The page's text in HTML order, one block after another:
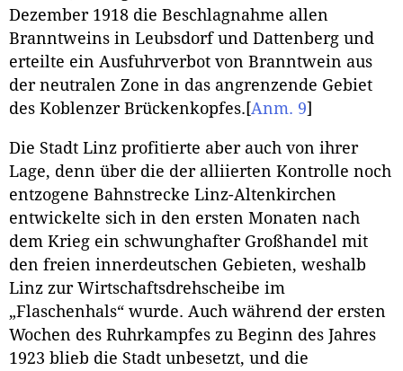
Dezember 1918 die Beschlagnahme allen
Branntweins in Leubsdorf und Dattenberg und
erteilte ein Ausfuhrverbot von Branntwein aus
der neutralen Zone in das angrenzende Gebiet
des Koblenzer Brückenkopfes. [Anm. 9]
Die Stadt Linz profitierte aber auch von ihrer
Lage, denn über die der alliierten Kontrolle noch
entzogene Bahnstrecke Linz-Altenkirchen
entwickelte sich in den ersten Monaten nach
dem Krieg ein schwunghafter Großhandel mit
den freien innerdeutschen Gebieten, weshalb
Linz zur Wirtschaftsdrehscheibe im
„Flaschenhals“ wurde. Auch während der ersten
Wochen des Ruhrkampfes zu Beginn des Jahres
1923 blieb die Stadt unbesetzt, und die